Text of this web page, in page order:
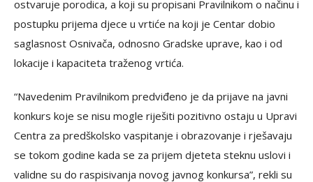
ostvaruje porodica, a koji su propisani Pravilnikom o načinu i
postupku prijema djece u vrtiće na koji je Centar dobio
saglasnost Osnivača, odnosno Gradske uprave, kao i od
lokacije i kapaciteta traženog vrtića.
“Navedenim Pravilnikom predviđeno je da prijave na javni
konkurs koje se nisu mogle riješiti pozitivno ostaju u Upravi
Centra za predškolsko vaspitanje i obrazovanje i rješavaju
se tokom godine kada se za prijem djeteta steknu uslovi i
validne su do raspisivanja novog javnog konkursa”, rekli su